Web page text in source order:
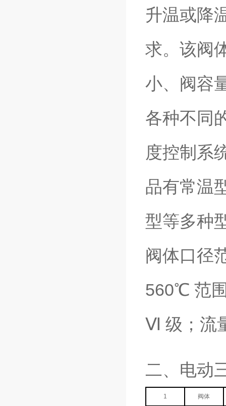
升温或降
求。该阀
小、阀容
各种不同
度控制系
品有常温
型等多种
阀体口径
560℃ 范
Ⅵ 级；流
二、电动
1 阀体